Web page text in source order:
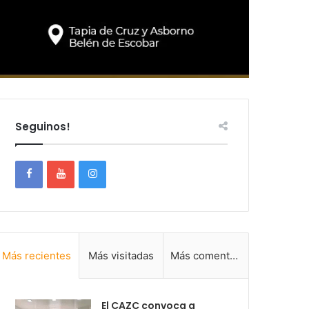
Seguinos!
Más recientes Más visitadas Más comentadas
El CAZC convoca a